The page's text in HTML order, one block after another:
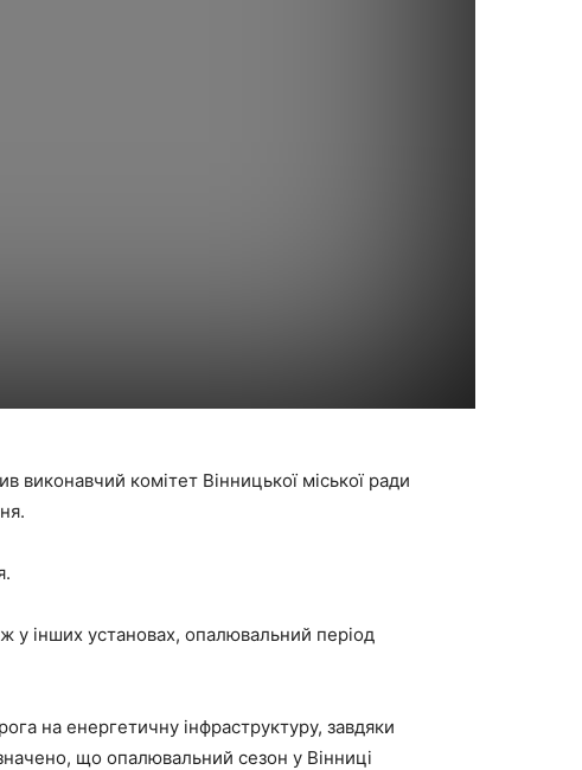
виконавчий комітет Вінницької міської ради
у інших установах, опалювальний період
на енергетичну інфраструктуру, завдяки
що опалювальний сезон у Вінниці